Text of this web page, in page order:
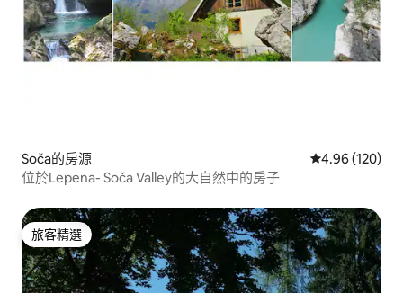
Soča的房源 從 120 則評價
4.96 (120)
位於Lepena- Soča Valley的大自然中的房子
旅客精選
旅客精選